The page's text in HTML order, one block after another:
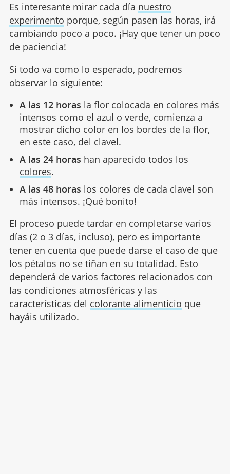
Es interesante mirar cada día nuestro
experimento porque, según pasen las horas, irá
cambiando poco a poco. ¡Hay que tener un poco
de paciencia!
Si todo va como lo esperado, podremos
observar lo siguiente:
A las 12 horas la flor colocada en colores más
intensos como el azul o verde, comienza a
mostrar dicho color en los bordes de la flor,
en este caso, del clavel.
A las 24 horas han aparecido todos los
colores.
A las 48 horas los colores de cada clavel son
más intensos. ¡Qué bonito!
El proceso puede tardar en completarse varios
días (2 o 3 días, incluso), pero es importante
tener en cuenta que puede darse el caso de que
los pétalos no se tiñan en su totalidad. Esto
dependerá de varios factores relacionados con
las condiciones atmosféricas y las
características del colorante alimenticio que
hayáis utilizado.